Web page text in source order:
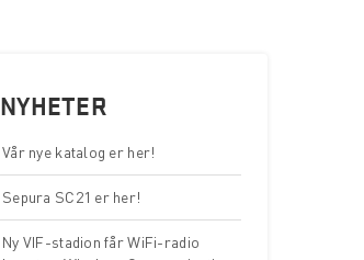
NYHETER
Vår nye katalog er her!
Sepura SC21 er her!
Ny VIF-stadion får WiFi-radio